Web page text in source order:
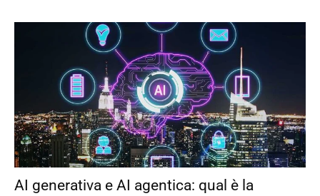
AI generativa e AI agentica: qual è la